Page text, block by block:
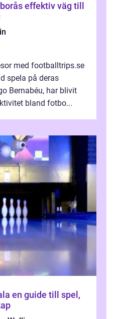
väg till
med footballtrips.se
spela på deras
Bernabéu, har blivit
bland fotbo...